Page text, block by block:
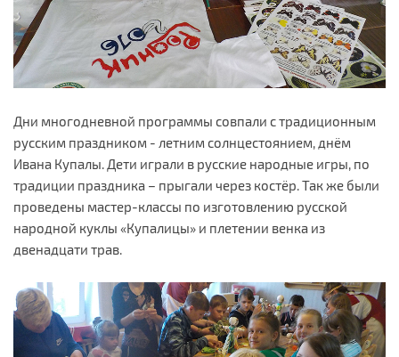
Дни многодневной программы совпали с традиционным
русским праздником - летним солнцестоянием, днём
Ивана Купалы. Дети играли в русские народные игры, по
традиции праздника – прыгали через костёр. Так же были
проведены мастер-классы по изготовлению русской
народной куклы «Купалицы» и плетении венка из
двенадцати трав.